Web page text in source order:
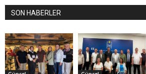
SON HABERLER